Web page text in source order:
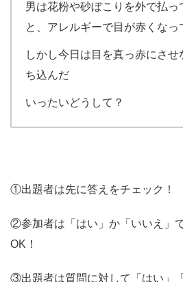
男は花粉や砂ぼこりを外で払っ
と、アレルギーで目が赤くなっ
しかし今日は目を真っ赤にさ
ち込んだ
いったいどうして？
①出題者は先に答えをチェック！
②参加者は「はい」か「いいえ」
OK！
③出題者は質問に対して「はい」